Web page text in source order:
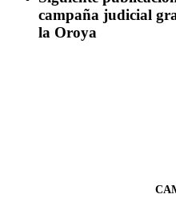
campaña judicial
la Oroya